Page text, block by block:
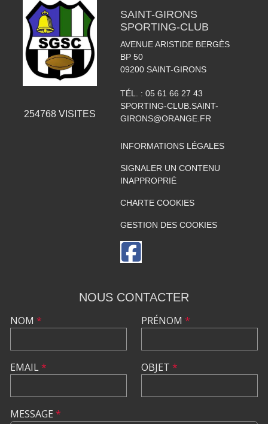
254768 VISITES
SAINT-GIRONS
SPORTING-CLUB
AVENUE ARISTIDE BERGÈS
BP 50
09200 SAINT-GIRONS
TÉL. : 05 61 66 27 43
SPORTING-CLUB.SAINT-
GIRONS@ORANGE.FR
INFORMATIONS LÉGALES
SIGNALER UN CONTENU
INAPPROPRIÉ
CHARTE COOKIES
GESTION DES COOKIES
NOUS CONTACTER
NOM *
EMAIL*
PRÉNOM *
OBJET *
MESSAGE *